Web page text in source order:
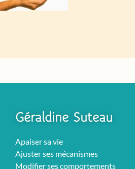
Géraldine Suteau
Apaiser sa vie
Ajuster ses mécanismes
Modifier ses comportements